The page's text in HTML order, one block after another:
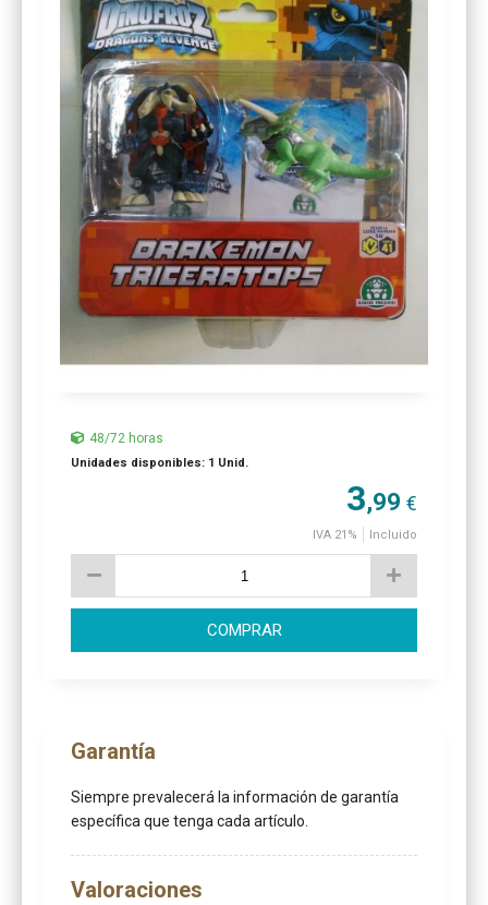
48/72 horas
Unidades disponibles: 1 Unid.
3,99 €
IVA 21% Incluido
COMPRAR
Garantía
Siempre prevalecerá la información de garantía
específica que tenga cada artículo.
Valoraciones